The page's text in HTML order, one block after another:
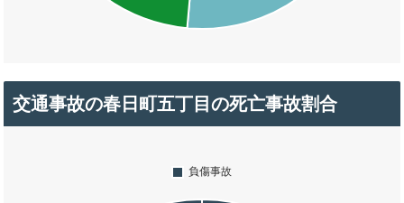
交通事故の春日町五丁目の死亡事故割合